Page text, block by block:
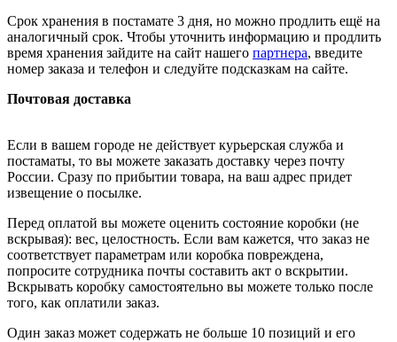
Срок хранения в постамате 3 дня, но можно продлить ещё на
аналогичный срок. Чтобы уточнить информацию и продлить
время хранения зайдите на сайт нашего партнера, введите
номер заказа и телефон и следуйте подсказкам на сайте.
Почтовая доставка
Если в вашем городе не действует курьерская служба и
постаматы, то вы можете заказать доставку через почту
России. Сразу по прибытии товара, на ваш адрес придет
извещение о посылке.
Перед оплатой вы можете оценить состояние коробки (не
вскрывая): вес, целостность. Если вам кажется, что заказ не
соответствует параметрам или коробка повреждена,
попросите сотрудника почты составить акт о вскрытии.
Вскрывать коробку самостоятельно вы можете только после
того, как оплатили заказ.
Один заказ может содержать не больше 10 позиций и его